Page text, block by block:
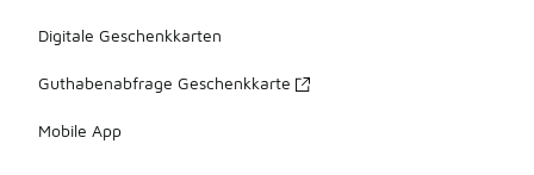
Digitale Geschenkkarten
Guthabenabfrage Geschenkkarte
Mobile App